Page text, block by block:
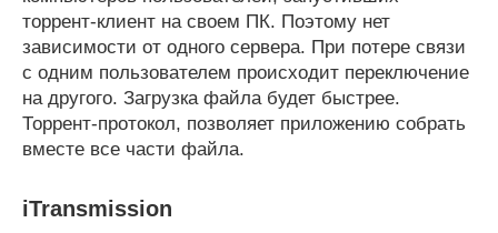
торрент-клиент на своем ПК. Поэтому нет
зависимости от одного сервера. При потере связи
с одним пользователем происходит переключение
на другого. Загрузка файла будет быстрее.
Торрент-протокол, позволяет приложению собрать
вместе все части файла.
iTransmission